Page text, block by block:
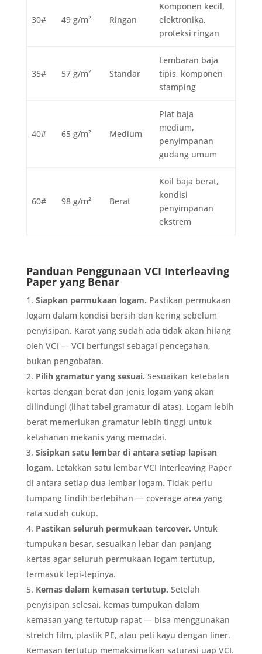
30# 49 g/m² Ringan
Komponen kecil,
elektronika,
proteksi ringan
35# 57 g/m² Standar
Lembaran baja
tipis, komponen
stamping
40# 65 g/m² Medium
Plat baja
medium,
penyimpanan
gudang umum
60# 98 g/m² Berat
Koil baja berat,
kondisi
penyimpanan
ekstrem
Panduan Penggunaan VCI Interleaving
Paper yang Benar
Siapkan permukaan logam. Pastikan permukaan
logam dalam kondisi bersih dan kering sebelum
penyisipan. Karat yang sudah ada tidak akan hilang
oleh VCI — VCI berfungsi sebagai pencegahan,
bukan pengobatan.
Pilih gramatur yang sesuai. Sesuaikan ketebalan
kertas dengan berat dan jenis logam yang akan
dilindungi (lihat tabel gramatur di atas). Logam lebih
berat memerlukan gramatur lebih tinggi untuk
ketahanan mekanis yang memadai.
Sisipkan satu lembar di antara setiap lapisan
logam. Letakkan satu lembar VCI Interleaving Paper
di antara setiap dua lembar logam. Tidak perlu
tumpang tindih berlebihan — coverage area yang
rata sudah cukup.
Pastikan seluruh permukaan tercover. Untuk
tumpukan besar, sesuaikan lebar dan panjang
kertas agar seluruh permukaan logam tertutup,
termasuk tepi-tepinya.
Kemas dalam kemasan tertutup. Setelah
penyisipan selesai, kemas tumpukan dalam
kemasan yang tertutup rapat — bisa menggunakan
stretch film, plastik PE, atau peti kayu dengan liner.
Kemasan tertutup memaksimalkan saturasi uap VCI.